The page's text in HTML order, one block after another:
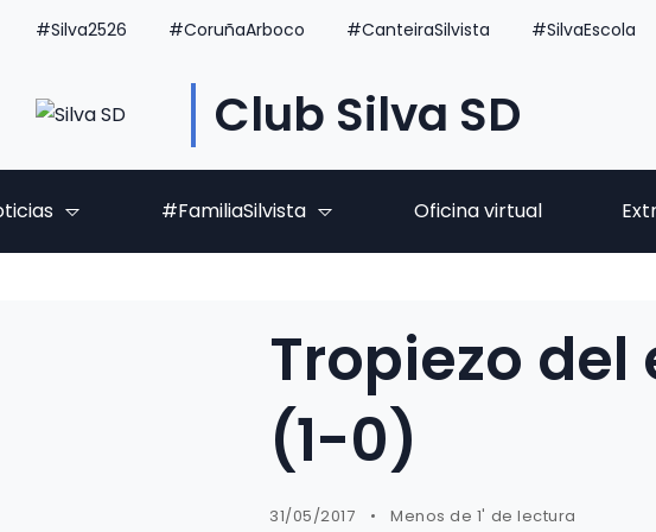
#Silva2526 #CoruñaArboco #CanteiraSilvista #SilvaEscola
Club Silva SD
#FamiliaSilvista Oficina virtual
Tropiezo
(1-0)
31/05/2017 Menos de 1' de lectura